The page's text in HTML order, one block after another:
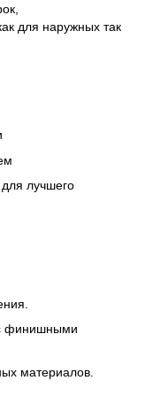
для наружных так
лучшего
финишными
материалов.